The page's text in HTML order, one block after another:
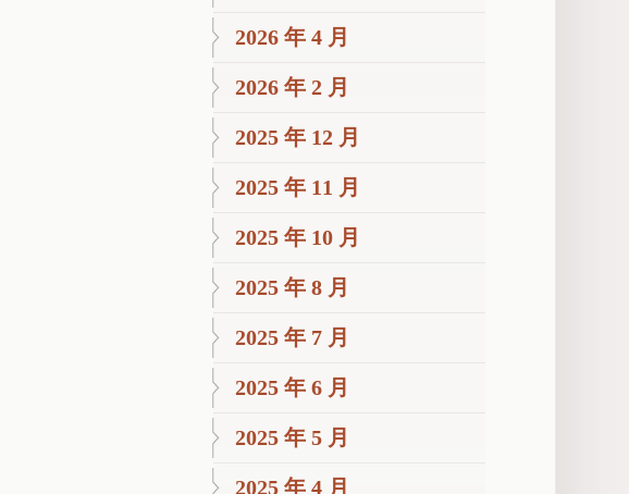
2026 年 4 月
2026 年 2 月
2025 年 12 月
2025 年 11 月
2025 年 10 月
2025 年 8 月
2025 年 7 月
2025 年 6 月
2025 年 5 月
2025 年 4 月